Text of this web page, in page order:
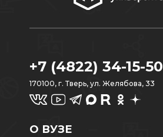
+7 (4822) 34-15-50
170100, г. Тверь, ул. Желябова, 33
О ВУЗЕ